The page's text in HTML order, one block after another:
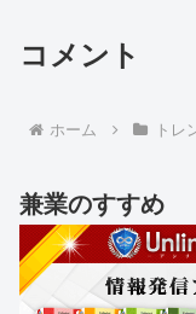
コメント
ホーム トレ
兼業のすすめ